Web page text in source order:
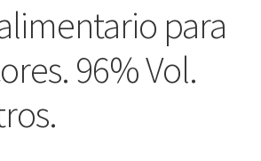
para
96% Vol.